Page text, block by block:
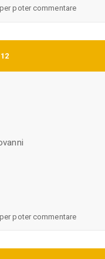
poter commentare
poter commentare